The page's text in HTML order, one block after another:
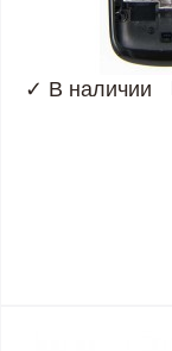
✓ В наличии